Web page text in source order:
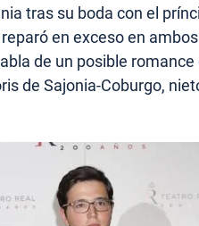
tras su boda con el
en exceso en
de un posible romance
de Sajonia-Coburgo,